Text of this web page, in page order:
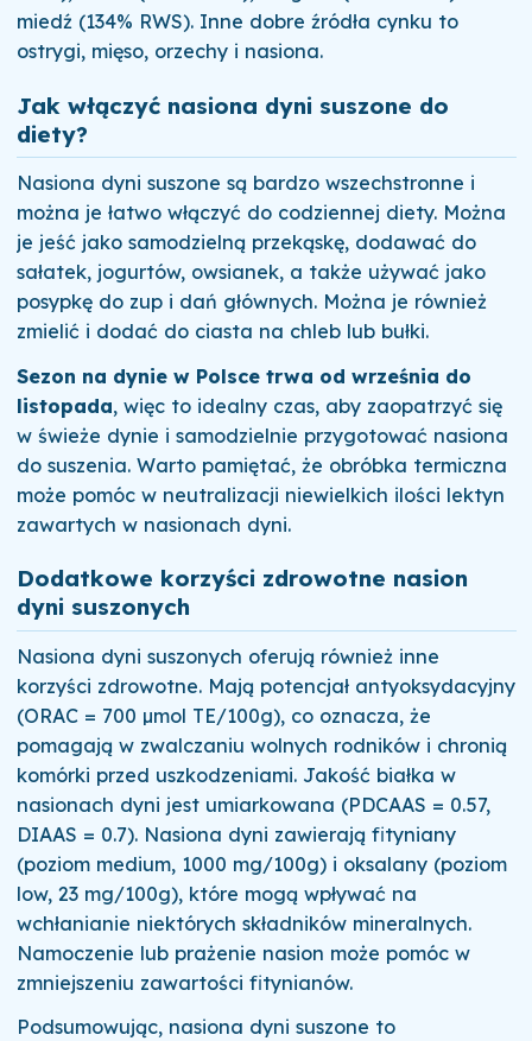
miedź (134% RWS). Inne dobre źródła cynku to
ostrygi, mięso, orzechy i nasiona.
Jak włączyć nasiona dyni suszone do
diety?
Nasiona dyni suszone są bardzo wszechstronne i
można je łatwo włączyć do codziennej diety. Można
je jeść jako samodzielną przekąskę, dodawać do
sałatek, jogurtów, owsianek, a także używać jako
posypkę do zup i dań głównych. Można je również
zmielić i dodać do ciasta na chleb lub bułki.
Sezon na dynie w Polsce trwa od września do
listopada, więc to idealny czas, aby zaopatrzyć się
w świeże dynie i samodzielnie przygotować nasiona
do suszenia. Warto pamiętać, że obróbka termiczna
może pomóc w neutralizacji niewielkich ilości lektyn
zawartych w nasionach dyni.
Dodatkowe korzyści zdrowotne nasion
dyni suszonych
Nasiona dyni suszonych oferują również inne
korzyści zdrowotne. Mają potencjał antyoksydacyjny
(ORAC = 700 µmol TE/100g), co oznacza, że
pomagają w zwalczaniu wolnych rodników i chronią
komórki przed uszkodzeniami. Jakość białka w
nasionach dyni jest umiarkowana (PDCAAS = 0.57,
DIAAS = 0.7). Nasiona dyni zawierają fityniany
(poziom medium, 1000 mg/100g) i oksalany (poziom
low, 23 mg/100g), które mogą wpływać na
wchłanianie niektórych składników mineralnych.
Namoczenie lub prażenie nasion może pomóc w
zmniejszeniu zawartości fitynianów.
Podsumowując, nasiona dyni suszone to